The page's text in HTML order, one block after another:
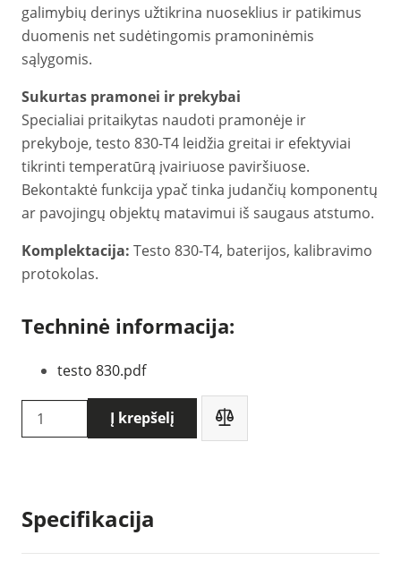
galimybių derinys užtikrina nuoseklius ir patikimus
duomenis net sudėtingomis pramoninėmis
sąlygomis.
Sukurtas pramonei ir prekybai
Specialiai pritaikytas naudoti pramonėje ir
prekyboje, testo 830-T4 leidžia greitai ir efektyviai
tikrinti temperatūrą įvairiuose paviršiuose.
Bekontaktė funkcija ypač tinka judančių komponentų
ar pavojingų objektų matavimui iš saugaus atstumo.
Komplektacija: Testo 830-T4, baterijos, kalibravimo
protokolas.
Techninė informacija:
testo 830.pdf
produkto
kiekis:
infraraudonųjų
spindulių
Į krepšelį
Specifikacija